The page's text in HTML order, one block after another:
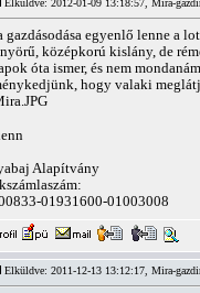
Elküldve: 2012-01-09 13:18:57, Mira-
gazdásodása egyenlő lenne a
középkorú kislány, de
óta ismer, és nem
hogy valaki
Alapítvány
01931600-01003008
Elküldve: 2011-12-13 13:12:17, Mira-